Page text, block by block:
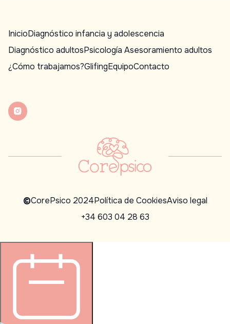
InicioDiagnóstico infancia y adolescencia
Diagnóstico adultosPsicología Asesoramiento adultos
¿Cómo trabajamos?GlifingEquipoContacto
©CorePsico 2024Política de CookiesAviso legal
+34 603 04 28 63